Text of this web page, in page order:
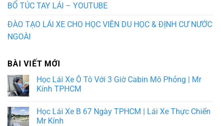
BỔ TÚC TAY LÁI – YOUTUBE
ĐÀO TẠO LÁI XE CHO HỌC VIÊN DU HỌC & ĐỊNH CƯ NƯỚC
NGOÀI
BÀI VIẾT MỚI
Học Lái Xe Ô Tô Với 3 Giờ Cabin Mô Phỏng | Mr
Kính TPHCM
Học Lái Xe B 67 Ngày TPHCM | Lái Xe Thực Chiến
Mr Kính